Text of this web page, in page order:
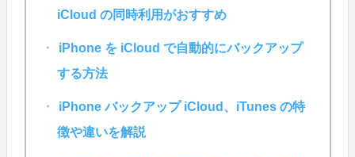
iCloud の同時利用がおすすめ
iPhone を iCloud で自動的にバックアップ
する方法
iPhone バックアップ iCloud、iTunes の特
徴や違いを解説